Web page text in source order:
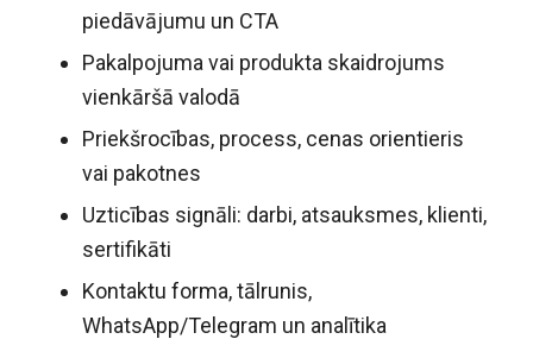
piedāvājumu un CTA
Pakalpojuma vai produkta skaidrojums
vienkāršā valodā
Priekšrocības, process, cenas orientieris
vai pakotnes
Uzticības signāli: darbi, atsauksmes, klienti,
sertifikāti
Kontaktu forma, tālrunis,
WhatsApp/Telegram un analītika